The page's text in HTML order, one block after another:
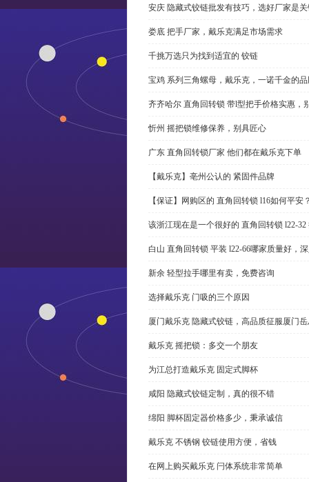
安庆 隐藏式铰链批发有技巧，选好厂家是
娄底 把手厂家，戴乐克满足市场需求
千挑万选只为找到适宜的 铰链
宝鸡 系列三角螺母，戴乐克，一诺千金的
齐齐哈尔 直角回转锁 带l型把手价格实惠，
忻州 摇把锁维修保养，别具匠心
广东 直角回转锁厂家 他们都在戴乐克下单
【戴乐克】亳州公认的 紧固件品牌
【保证】网购区的 直角回转锁 l16如何平安
该浙江现在是一个很好的 直角回转锁 l22-
白山 直角回转锁 平装 l22-66哪家质量好，
新余 轻型拉手哪里有卖，免费咨询
选择戴乐克 门吸的三个原因
厦门戴乐克 隐藏式铰链，高品质征服厦门
戴乐克 摇把锁：多交一个朋友
为江总打造戴乐克 固定式脚杯
咸阳 隐藏式铰链定制，真的很不错
绵阳 脚杯固定器价格多少，秉承诚信
戴乐克 不锈钢 铰链使用方便，省钱
在网上购买戴乐克 闩体系统非常简单